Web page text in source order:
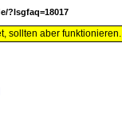
?lsgfaq=18017
sollten aber funktionieren.